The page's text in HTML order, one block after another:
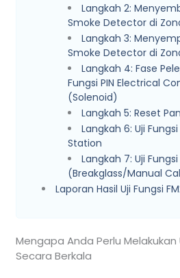
Langkah 2:
Smoke Detector di
Langkah 3:
Smoke Detector di
Langkah 4: Fase
Fungsi PIN Electrical
(Solenoid)
Langkah 5: Reset
Langkah 6: Uji
Station
Langkah 7: Uji
(Breakglass/Manual
Laporan Hasil Uji Fungsi
Mengapa Anda Perlu Melakukan
Secara Berkala